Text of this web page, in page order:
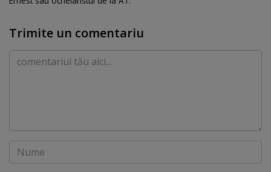
Trimite un comentariu
Comentariu
Nume